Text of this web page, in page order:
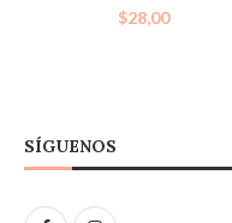
$28,00
SÍGUENOS